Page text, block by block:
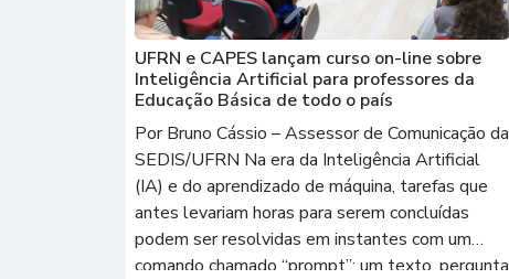
UFRN e CAPES lançam curso on-line sobre
Inteligência Artificial para professores da
Educação Básica de todo o país
Por Bruno Cássio – Assessor de Comunicação da
SEDIS/UFRN Na era da Inteligência Artificial
(IA) e do aprendizado de máquina, tarefas que
antes levariam horas para serem concluídas
podem ser resolvidas em instantes com um
comando chamado “prompt”: um texto, pergunta